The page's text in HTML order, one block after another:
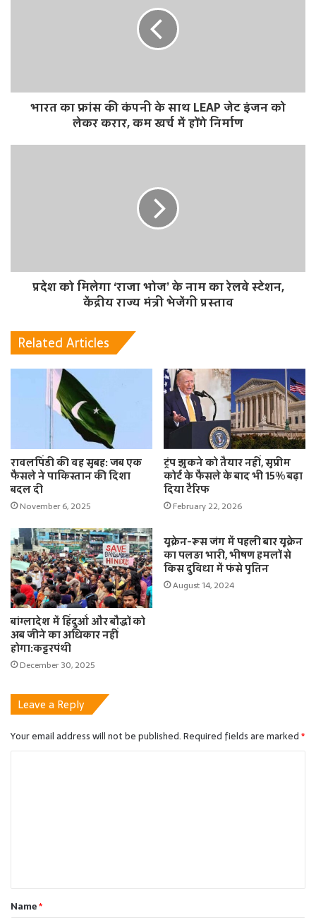
भारत का फ्रांस की कंपनी के साथ LEAP जेट इंजन को
लेकर करार, कम खर्च में होंगे निर्माण
प्रदेश को मिलेगा ‘राजा भोज’ के नाम का रेलवे स्टेशन,
केंद्रीय राज्य मंत्री भेजेंगी प्रस्ताव
Related Articles
रावलपिंडी की वह सुबह: जब एक
फैसले ने पाकिस्तान की दिशा
बदल दी
November 6, 2025
ट्रंप झुकने को तैयार नहीं, सुप्रीम
कोर्ट के फैसले के बाद भी 15% बढ़ा
दिया टैरिफ
February 22, 2026
बांग्लादेश में हिंदुओं और बौद्धों को
अब जीने का अधिकार नहीं
होगा:कट्टरपंथी
December 30, 2025
यूक्रेन-रूस जंग में पहली बार यूक्रेन
का पलड़ा भारी, भीषण हमलों से
किस दुविधा में फंसे पुतिन
August 14, 2024
Leave a Reply
Your email address will not be published.Required fields are marked*
t
*Name*